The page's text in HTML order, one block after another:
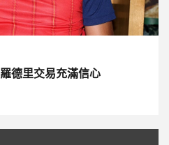
德里交易充滿信心